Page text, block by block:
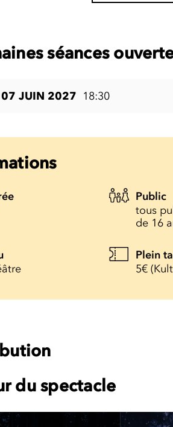
séances
07 JUIN 2027 18:30
Public
tous
de 16
Plein
5€
du spectacle